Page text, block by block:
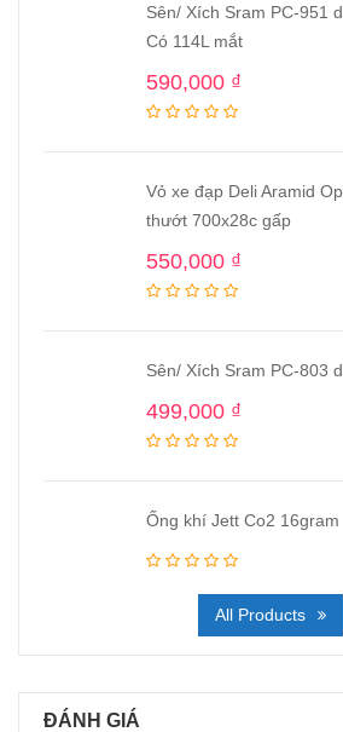
Sên/ Xích Sram PC-951
Có 114L mắt
590,000 ₫
Vỏ xe đạp Deli Aramid
thướt 700x28c gấp
550,000 ₫
Sên/ Xích Sram PC-803
499,000 ₫
Ống khí Jett Co2 16gram
All Products
ĐÁNH GIÁ